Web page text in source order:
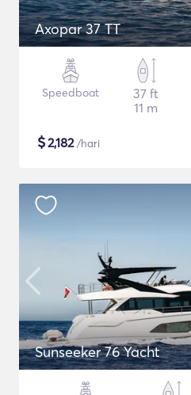
Axopar 37 TT
Speedboat
37 ft
11 m
$2,182/hari
Sunseeker 76 Yacht